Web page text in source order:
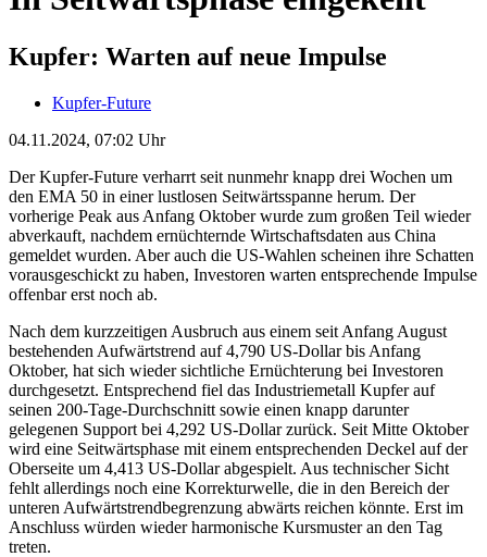
Kupfer: Warten auf neue Impulse
Kupfer-Future
04.11.2024, 07:02 Uhr
Der Kupfer-Future verharrt seit nunmehr knapp drei Wochen um
den EMA 50 in einer lustlosen Seitwärtsspanne herum. Der
vorherige Peak aus Anfang Oktober wurde zum großen Teil wieder
abverkauft, nachdem ernüchternde Wirtschaftsdaten aus China
gemeldet wurden. Aber auch die US-Wahlen scheinen ihre Schatten
vorausgeschickt zu haben, Investoren warten entsprechende Impulse
offenbar erst noch ab.
Nach dem kurzzeitigen Ausbruch aus einem seit Anfang August
bestehenden Aufwärtstrend auf 4,790 US-Dollar bis Anfang
Oktober, hat sich wieder sichtliche Ernüchterung bei Investoren
durchgesetzt. Entsprechend fiel das Industriemetall Kupfer auf
seinen 200-Tage-Durchschnitt sowie einen knapp darunter
gelegenen Support bei 4,292 US-Dollar zurück. Seit Mitte Oktober
wird eine Seitwärtsphase mit einem entsprechenden Deckel auf der
Oberseite um 4,413 US-Dollar abgespielt. Aus technischer Sicht
fehlt allerdings noch eine Korrekturwelle, die in den Bereich der
unteren Aufwärtstrendbegrenzung abwärts reichen könnte. Erst im
Anschluss würden wieder harmonische Kursmuster an den Tag
treten.